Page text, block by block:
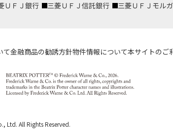
ＵＦＪ銀行 三菱ＵＦＪ信託銀行 三菱ＵＦＪモル
て金融商品の勧誘方針物件情報について本サイトのご
Ltd. All Rights Reserved.